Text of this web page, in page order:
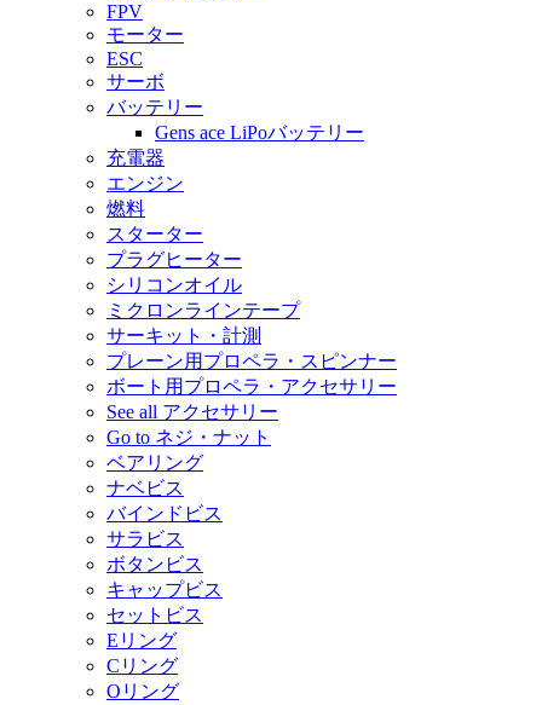
FPV
モーター
ESC
サーボ
バッテリー
Gens ace LiPoバッテリー
充電器
エンジン
燃料
スターター
プラグヒーター
シリコンオイル
ミクロンラインテープ
サーキット・計測
プレーン用プロペラ・スピンナー
ボート用プロペラ・アクセサリー
See all アクセサリー
Go to ネジ・ナット
ベアリング
ナベビス
バインドビス
サラビス
ボタンビス
キャップビス
セットビス
Eリング
Cリング
Oリング